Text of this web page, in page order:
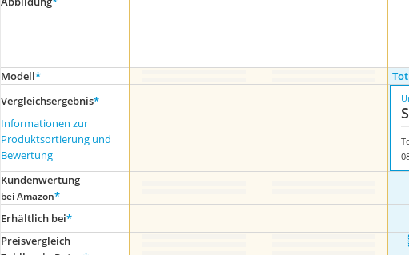
Modell*
Vergleichsergebnis*
Informationen zur
Produktsortierung und
Bewertung
Kundenwertung
bei Amazon*
Erhältlich bei*
Preis­vergleich